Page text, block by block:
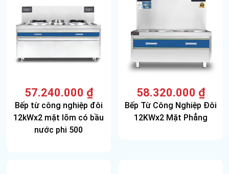
Bếp từ công nghiệp đôi
12kWx2 mặt lõm có bầu
nước phi 500
57.240.000 ₫
Bếp Từ Công Nghiệp Đôi
12KWx2 Mặt Phẳng
58.320.000 ₫